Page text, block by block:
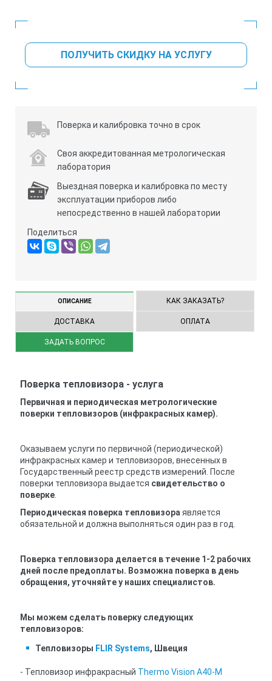
ПОЛУЧИТЬ СКИДКУ НА УСЛУГУ
Поверка и калибровка точно в срок
Своя аккредитованная метрологическая
лаборатория
Выездная поверка и калибровка по месту
эксплуатации приборов либо
непосредственно в нашей лаборатории
Поделиться
ОПИСАНИЕ КАК ЗАКАЗАТЬ?
ДОСТАВКА ОПЛАТА
ЗАДАТЬ ВОПРОС
Поверка тепловизора - услуга
Первичная и периодическая метрологические
поверки тепловизоров (инфракрасных камер).
Оказываем услуги по первичной (периодической)
инфракрасных камер и тепловизоров, внесенных в
Государственный реестр средств измерений. После
поверки тепловизора выдается свидетельство о
поверке.
Периодическая поверка тепловизора является
обязательной и должна выполняться один раз в год.
Поверка тепловизора делается в течение 1-2 рабочих
дней после предоплаты. Возможна поверка в день
обращения, уточняйте у наших специалистов.
Мы можем сделать поверку следующих
тепловизоров:
Тепловизоры FLIR Systems, Швеция
- Тепловизор инфракрасный Thermo Vision A40-M